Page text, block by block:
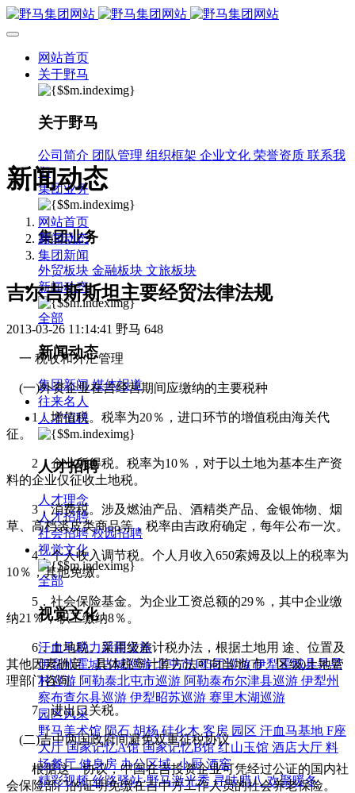
网站首页
关于野马
关于野马
公司简介 团队管理 组织框架 企业文化 荣誉资质 联系我
们
集团业务
集团业务
外贸板块 金融板块 文旅板块
新闻动态
全部
新闻动态
集团新闻 媒体报道
往来名人
人才招聘
人才招聘
人才理念
人才招聘
社会招聘 校园招聘
视觉文化
全部
视觉文化
汗血马助力新疆文旅
伊犁州霍城古城巡游 北屯市185团巡游 伊犁霍城县晃晃
村巡游 阿勒泰北屯市巡游 阿勒泰布尔津县巡游 伊犁州
察布查尔县巡游 伊犁昭苏巡游 赛里木湖巡游
园区风采
野马美术馆 陨石 胡杨 硅化木 客房 园区 汗血马基地 F座
大厅 国家记忆A馆 国家记忆B馆 红山玉馆 酒店大厅 料
场餐厅 健身房 办公区域 小厨 酒窖
精彩视频 丝路驿站·野马激光秀 寻味腊八 欢聚暖冬
新闻动态
网站首页
新闻动态
集团新闻
吉尔吉斯斯坦主要经贸法律法规
2013-03-26 11:14:41 野马 648
一 税收和外汇管理
(一)外资企业在吉经营期间应缴纳的主要税种
1．增值税。税率为20％，进口环节的增值税由海关代
征。
2．企业所得税。税率为10％，对于以土地为基本生产资
料的企业仅征收土地税。
3．消费税。涉及燃油产品、酒精类产品、金银饰物、烟
草、高档裘皮类商品等，税率由吉政府确定，每年公布一次。
4．个人收入调节税。个人月收入650索姆及以上的税率为
10％，其他免缴。
5．社会保险基金。为企业工资总额的29％，其中企业缴
纳21％，职工缴纳8％。
6．土地税。采用级差计税办法，根据土地用 途、位置及
其他因素确定，具体税率计算方法可向当地(市、区级)土地管
理部门咨询。
7．进出口关税。
(二)吉中两国政府间避免双重征税协议
根据这一协议，中国在吉投资企业可凭经过公证的国内社
会保险部门的证明免缴在吉中方工作人员的社会养老保险。